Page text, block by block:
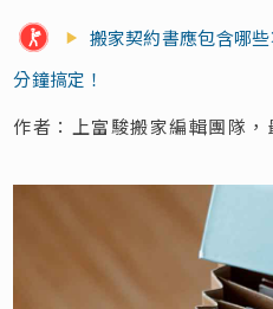
搬家契約書應包含哪
分鐘搞定！
作者：上富駿搬家編輯團隊